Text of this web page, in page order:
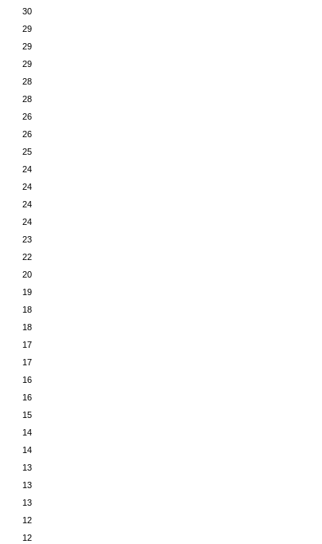
30
29
29
29
28
28
26
26
25
24
24
24
24
23
22
20
19
18
18
17
17
16
16
15
14
14
13
13
13
12
12